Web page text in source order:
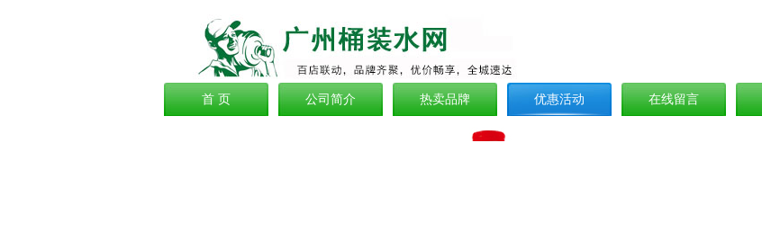
首 页 公司简介 热卖品牌 优惠活动 在线留言